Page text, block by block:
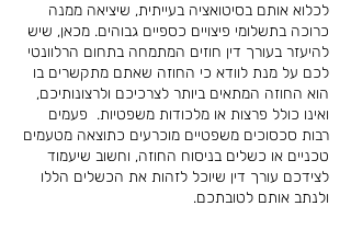
לכלוא אותם בסיטואציה בעייתית, שיציאה ממנה
כרוכה בתשלומי פיצויים כספיים גבוהים. מכאן, שיש
להיעזר בעורך דין חוזים המתמחה בתחום הרלוונטי
לכם על מנת לוודא כי החוזה שאתם מתקשרים בו
הוא החוזה המתאים ביותר לצרכיכם ולרצונותיכם,
ואינו כולל פרצות או מלכודות משפטיות. פעמים
רבות סכסוכים משפטיים מוכרעים כתוצאה מטעמים
טכניים או כשלים בניסוח החוזה, וחשוב שיעמוד
לצידכם עורך דין שיוכל לזהות את הכשלים הללו
ולנתב אותם לטובתכם.